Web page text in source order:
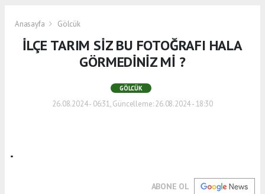
Anasayfa Gölcük
İLÇE TARIM SİZ BU FOTOĞRAFI HALA
GÖRMEDİNİZ Mİ ?
GÖLCÜK
26.08.2024 - 06:31, Güncelleme: 26.08.2024 - 18:30
.
ABONE OL